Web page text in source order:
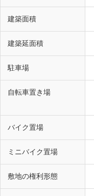
建築面積
建築延面積
駐車場
自転車置き場
バイク置場
ミニバイク置場
敷地の権利形態